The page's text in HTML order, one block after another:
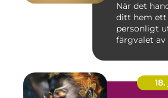
När det
ditt hem
personligt
färgvalet av